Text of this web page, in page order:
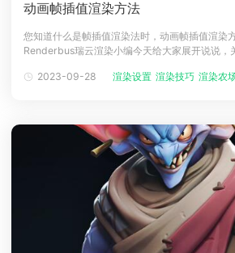
动画帧插值渲染方法
您知道什么是帧插值渲染法时，动画帧插值渲染
Renderbus瑞云渲染小编今天给大家展开说说，
全稳定、可持续创新的云渲染解决方案，助力推
2023-09-28 渲染设置 渲染技巧 渲染农